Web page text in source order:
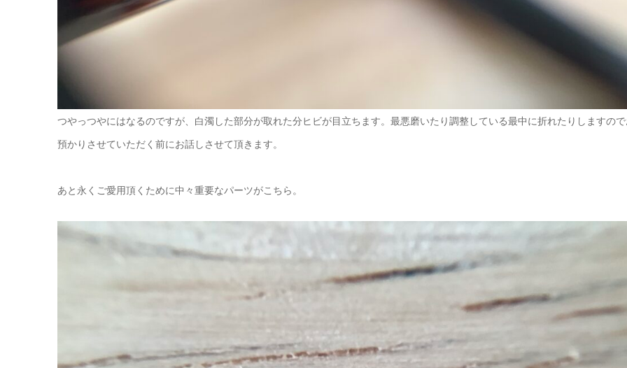
つやっつやにはなるのですが、白濁した部分が取れた分ヒビが目立ちます。最悪磨いたり調整している最中に折れたりしますの
預かりさせていただく前にお話しさせて頂きます。
あと永くご愛用頂くために中々重要なパーツがこちら。